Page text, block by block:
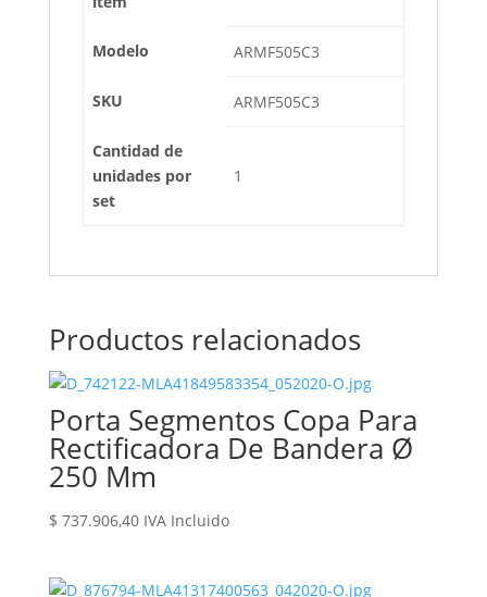
Modelo ARMF505C3
SKU ARMF505C3
Cantidad de
unidades por
set
1
Productos relacionados
Porta Segmentos Copa Para
Rectificadora De Bandera Ø
250 Mm
$ 737.906,40 IVA Incluido